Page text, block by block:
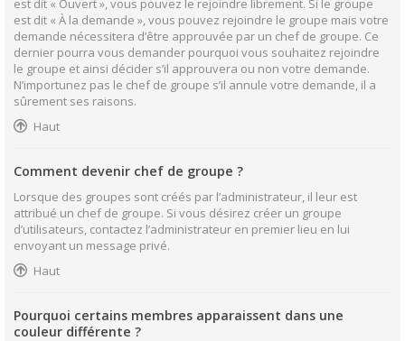
est dit « Ouvert », vous pouvez le rejoindre librement. Si le groupe
est dit « À la demande », vous pouvez rejoindre le groupe mais votre
demande nécessitera d’être approuvée par un chef de groupe. Ce
dernier pourra vous demander pourquoi vous souhaitez rejoindre
le groupe et ainsi décider s’il approuvera ou non votre demande.
N’importunez pas le chef de groupe s’il annule votre demande, il a
sûrement ses raisons.
Haut
Comment devenir chef de groupe ?
Lorsque des groupes sont créés par l’administrateur, il leur est
attribué un chef de groupe. Si vous désirez créer un groupe
d’utilisateurs, contactez l’administrateur en premier lieu en lui
envoyant un message privé.
Haut
Pourquoi certains membres apparaissent dans une
couleur différente ?